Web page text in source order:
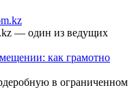
— один из ведущих
как грамотно
в ограниченном